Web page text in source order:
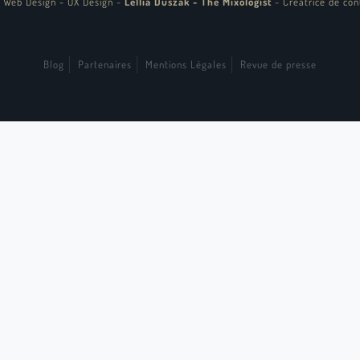
Blog Partenaires Mentions Légales Revue de presse